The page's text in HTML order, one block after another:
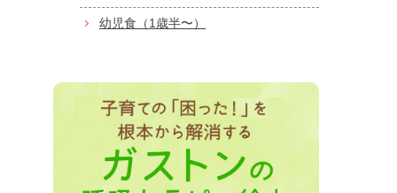
幼児食（1歳半〜）